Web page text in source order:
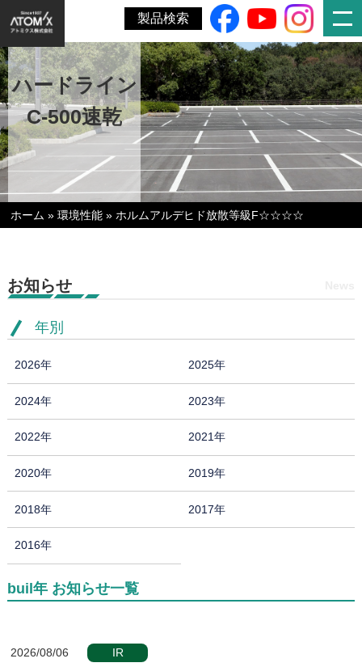
製品検索
ハードライン
C-500速乾
ホーム »環境性能 » ホルムアルデヒド放散等級F☆☆☆☆
お知らせ
年別
2026年 2025年
2024年 2023年
2022年 2021年
2020年 2019年
2018年 2017年
2016年
buil年 お知らせ一覧
2026/08/06
IR